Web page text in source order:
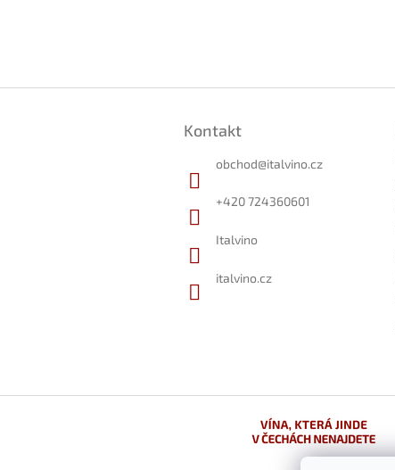
Kontakt
obchod@italvino.cz
+420 724360601
Italvino
italvino.cz